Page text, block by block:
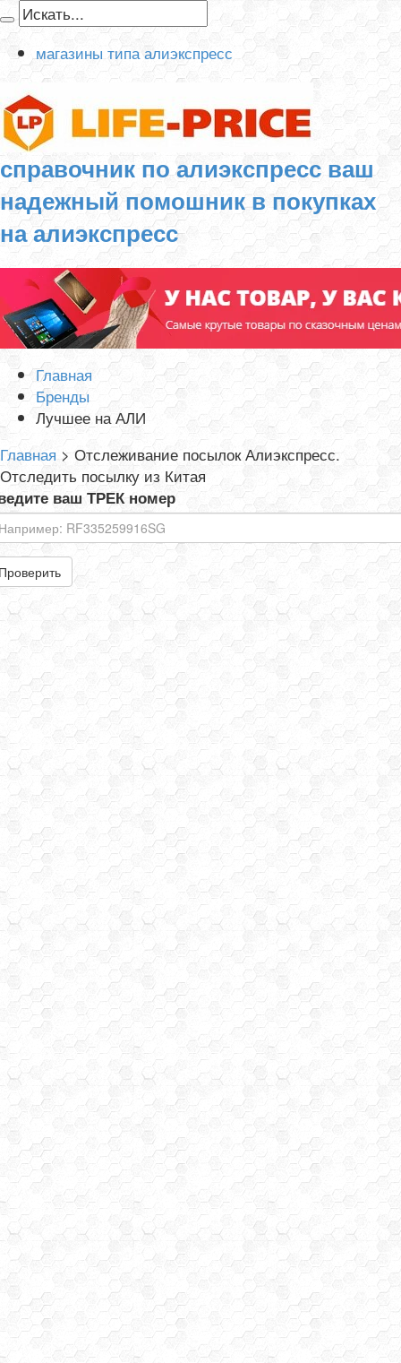
магазины типа алиэкспресс
справочник по алиэкспресс ваш
надежный помошник в покупках
на алиэкспресс
Главная
Бренды
Лучшее на АЛИ
Главная > Отслеживание посылок Алиэкспресс.
Отследить посылку из Китая
ваш ТРЕК номер